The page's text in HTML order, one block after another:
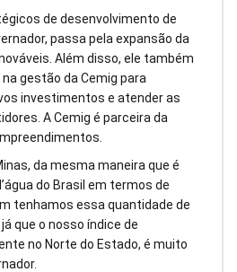
de desenvolvimento de
passa pela expansão da
Além disso, ele também
gestão da Cemig para
investimentos e atender as
A Cemig é parceira da
da mesma maneira que é
do Brasil em termos de
tenhamos essa quantidade de
que o nosso índice de
no Norte do Estado, é muito